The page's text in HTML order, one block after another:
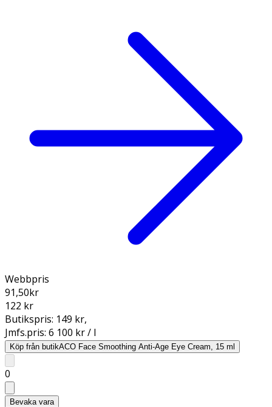
Webbpris
91,50kr
122 kr
Butikspris: 149 kr,
Jmfs.pris: 6 100 kr / l
Köp från butikACO Face Smoothing Anti-Age Eye Cream, 15 ml
0
Bevaka vara